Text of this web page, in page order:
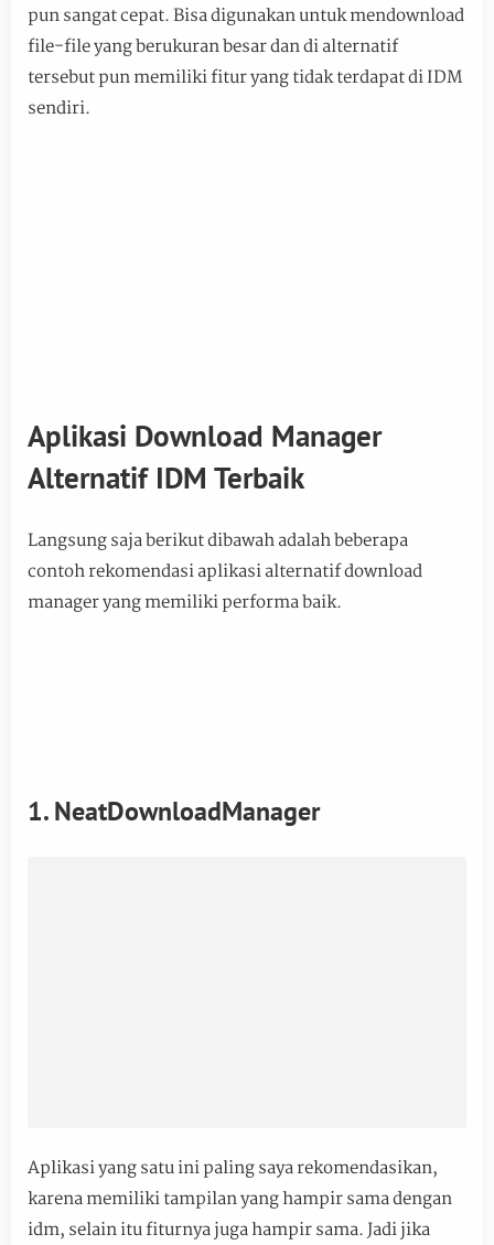
pun sangat cepat. Bisa digunakan untuk mendownload
file-file yang berukuran besar dan di alternatif
tersebut pun memiliki fitur yang tidak terdapat di IDM
sendiri.
Aplikasi Download Manager
Alternatif IDM Terbaik
Langsung saja berikut dibawah adalah beberapa
contoh rekomendasi aplikasi alternatif download
manager yang memiliki performa baik.
1. NeatDownloadManager
Aplikasi yang satu ini paling saya rekomendasikan,
karena memiliki tampilan yang hampir sama dengan
idm, selain itu fiturnya juga hampir sama. Jadi jika